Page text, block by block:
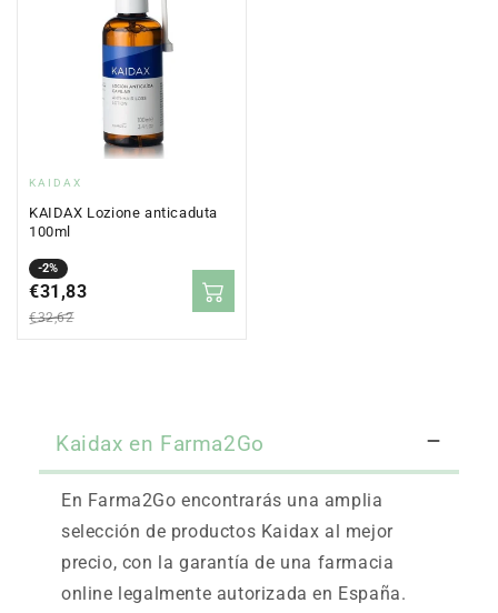
Fornitore:
KAIDAX
KAIDAX Lozione anticaduta
100ml
-2%
Prezzo
in
saldo
€31,83
Prezzo
normale
€32,62
Kaidax en Farma2Go
En Farma2Go encontrarás una amplia
selección de productos Kaidax al mejor
precio, con la garantía de una farmacia
online legalmente autorizada en España.